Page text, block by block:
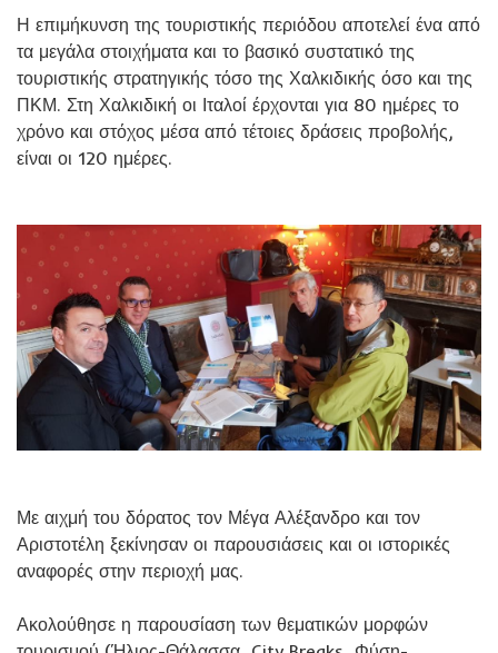
Η επιμήκυνση της τουριστικής περιόδου αποτελεί ένα από
τα μεγάλα στοιχήματα και το βασικό συστατικό της
τουριστικής στρατηγικής τόσο της Χαλκιδικής όσο και της
ΠΚΜ. Στη Χαλκιδική οι Ιταλοί έρχονται για 80 ημέρες το
χρόνο και στόχος μέσα από τέτοιες δράσεις προβολής,
είναι οι 120 ημέρες.
Με αιχμή του δόρατος τον Μέγα Αλέξανδρο και τον
Αριστοτέλη ξεκίνησαν οι παρουσιάσεις και οι ιστορικές
αναφορές στην περιοχή μας.
Ακολούθησε η παρουσίαση των θεματικών μορφών